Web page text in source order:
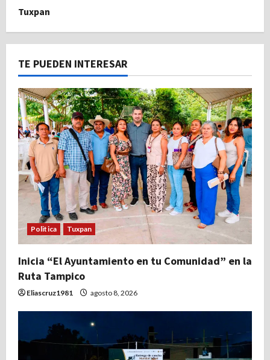
Tuxpan
TE PUEDEN INTERESAR
Politica Tuxpan
Inicia “El Ayuntamiento en tu Comunidad” en la
Ruta Tampico
Eliascruz1981 agosto 8, 2026